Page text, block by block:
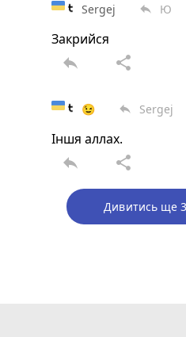
Sergej reply Ю
Закрийся
reply share
😉 reply Sergej
Іншя аллах.
reply share
Дивитись ще